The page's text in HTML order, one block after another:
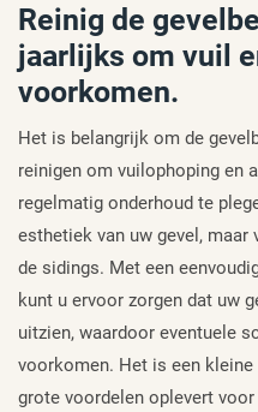
Reinig de
jaarlijks om vuil
voorkomen.
Het is belangrijk om de
reinigen om vuilophoping en
regelmatig onderhoud te
esthetiek van uw gevel, maar
de sidings. Met een
kunt u ervoor zorgen dat uw
uitzien, waardoor eventuele
voorkomen. Het is een
grote voordelen oplevert